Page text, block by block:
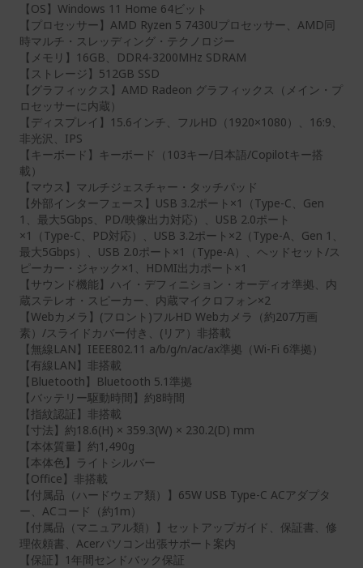
【OS】Windows 11 Home 64ビット
【プロセッサー】AMD Ryzen 5 7430Uプロセッサー、AMD同
時マルチ・スレッディング・テクノロジー
【メモリ】16GB、DDR4-3200MHz SDRAM
【ストレージ】512GB SSD
【グラフィックス】AMD Radeon グラフィックス（メイン・プ
ロセッサーに内蔵）
【ディスプレイ】15.6インチ、フルHD（1920×1080）、16:9、
非光沢、IPS
【キーボード】キーボード（103キー/日本語/Copilotキー搭
載）
【マウス】マルチジェスチャー・タッチパッド
【外部インターフェース】USB 3.2ポート×1（Type-C、Gen
1、最大5Gbps、PD/映像出力対応）、USB 2.0ポート
×1（Type-C、PD対応）、USB 3.2ポート×2（Type-A、Gen 1、
最大5Gbps）、USB 2.0ポート×1（Type-A）、ヘッドセット/ス
ピーカー・ジャック×1、HDMI出力ポート×1
【サウンド機能】ハイ・デフィニション・オーディオ準拠、内
蔵ステレオ・スピーカー、内蔵マイクロフォン×2
【Webカメラ】(フロント)フルHD Webカメラ（約207万画
素）/スライドカバー付き、(リア）非搭載
【無線LAN】IEEE802.11 a/b/g/n/ac/ax準拠（Wi-Fi 6準拠）
【有線LAN】非搭載
【Bluetooth】Bluetooth 5.1準拠
【バッテリー駆動時間】約8時間
【指紋認証】非搭載
【寸法】約18.6(H) × 359.3(W) × 230.2(D) mm
【本体質量】約1,490g
【本体色】ライトシルバー
【Office】非搭載
【付属品（ハードウェア類）】65W USB Type-C ACアダプタ
ー、ACコード（約1m）
【付属品（マニュアル類）】セットアップガイド、保証書、修
理依頼書、Acerパソコン出張サポート案内
【保証】1年間センドバック保証